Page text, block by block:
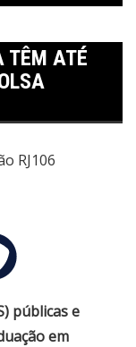
TÊM ATÉ
RJ106
públicas e
em